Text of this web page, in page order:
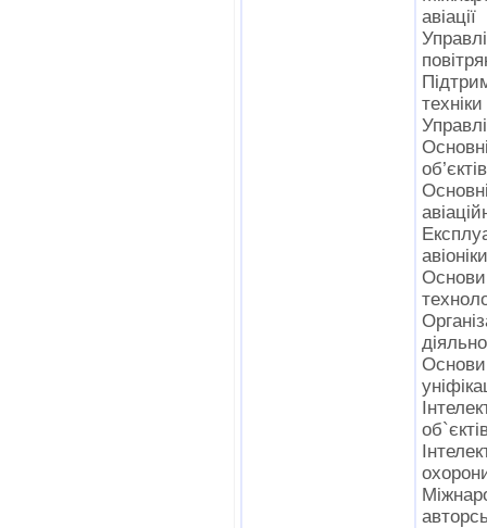
авіації
техніки
авіоніки